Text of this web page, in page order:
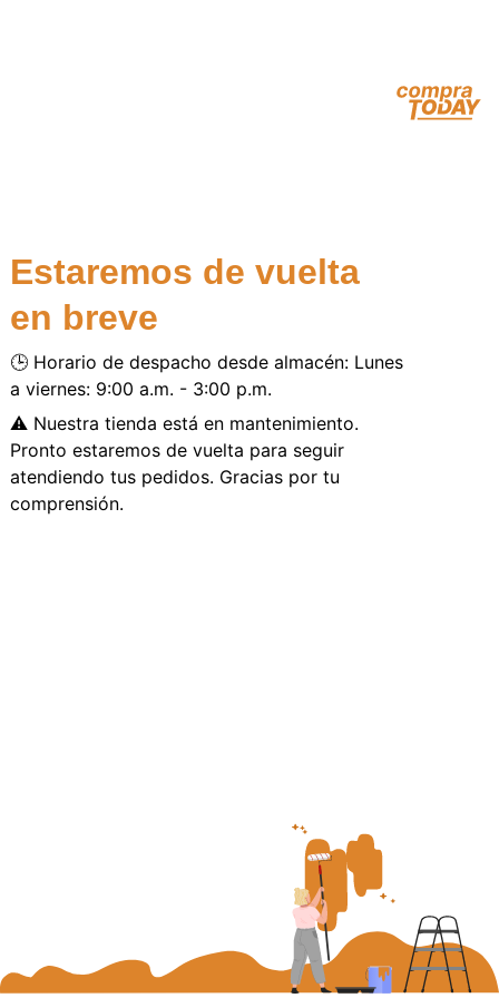
Estaremos de vuelta
en breve
🕒 Horario de despacho desde almacén: Lunes
a viernes: 9:00 a.m. - 3:00 p.m.
⚠️ Nuestra tienda está en mantenimiento.
Pronto estaremos de vuelta para seguir
atendiendo tus pedidos. Gracias por tu
comprensión.